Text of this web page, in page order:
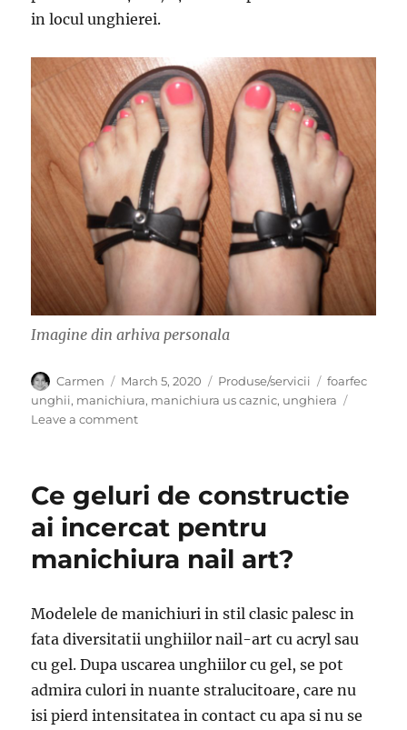
in locul unghierei.
Imagine din arhiva personala
Author
Carmen
Posted
on
March 5, 2020 Categories
Produse/servicii Tags
foarfec
unghii, manichiura, manichiura us caznic, unghiera
Leave a commenton
pentru
casnic
Ce geluri de constructie
ai incercat pentru
manichiura nail art?
Modelele de manichiuri in stil clasic palesc in
fata diversitatii unghiilor nail-art cu acryl sau
cu gel. Dupa uscarea unghiilor cu gel, se pot
admira culori in nuante stralucitoare, care nu
isi pierd intensitatea in contact cu apa si nu se